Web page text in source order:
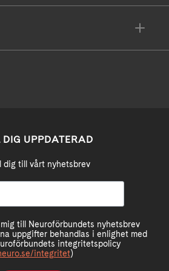
DIG UPPDATERAD
dig till vårt nyhetsbrev
till Neuroförbundets nyhetsbrev
uppgifter behandlas i enlighet med
integritetspolicy
integritet)